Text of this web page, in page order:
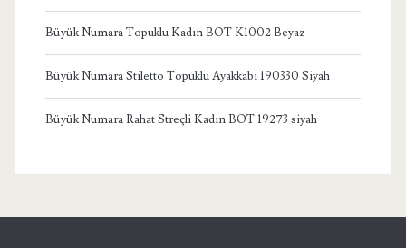
Büyük Numara Topuklu Kadın BOT K1002 Beyaz
Büyük Numara Stiletto Topuklu Ayakkabı 190330 Siyah
Büyük Numara Rahat Streçli Kadın BOT 19273 siyah